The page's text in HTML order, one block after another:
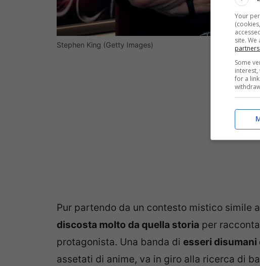
Stephen King (Getty Images)
Pur partendo da un contesto mistico simile a
discosta molto da quella storia per
protagonista. Una banda di esseri disumani
assetati di anime, va in giro alla ricerca di
Your
site.
partners.
Some
for a